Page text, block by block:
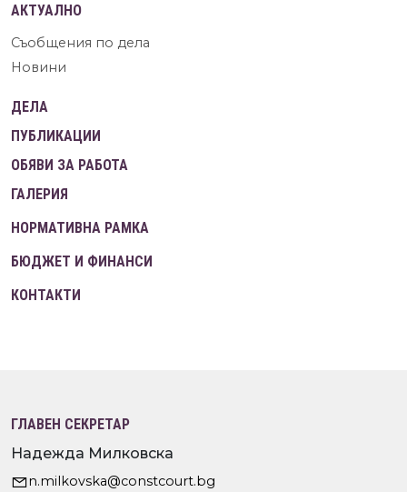
АКТУАЛНО
Съобщения по дела
Новини
ДЕЛА
ПУБЛИКАЦИИ
ОБЯВИ ЗА РАБОТА
ГАЛЕРИЯ
НОРМАТИВНА РАМКА
БЮДЖЕТ И ФИНАНСИ
КОНТАКТИ
ГЛАВЕН СЕКРЕТАР
Надежда Милковска
n.milkovska@constcourt.bg